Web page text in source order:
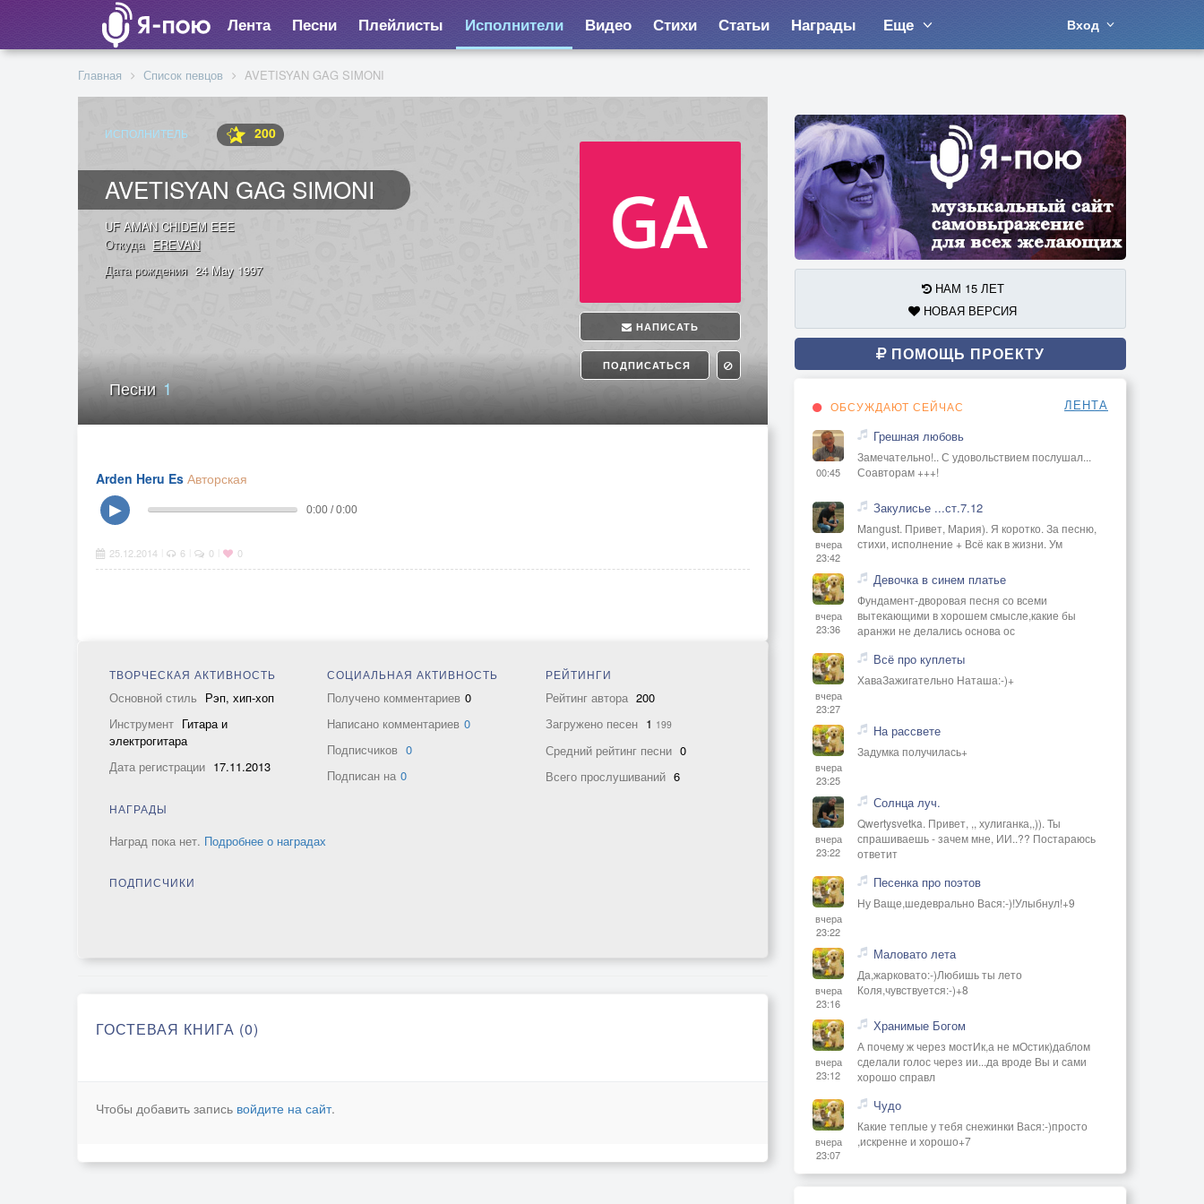
Лента Песни Плейлисты Исполнители Видео Стихи Статьи Награды Еще Вход
Главная Список певцов AVETISYAN GAG SIMONI
ИСПОЛНИТЕЛЬ 200
AVETISYAN GAG SIMONI
НАПИСАТЬ
ПОДПИСАТЬСЯ
UF AMAN CHIDEM EEE
Откуда EREVAN
Дата рождения 24 May 1997
Песни1
Arden Heru Es Авторская
▶
0:00 / 0:00
25.12.2014 6 0 0
ТВОРЧЕСКАЯ АКТИВНОСТЬ
Основной стиль Рэп, хип-хоп
Инструмент Гитара и
электрогитара
Дата регистрации 17.11.2013
СОЦИАЛЬНАЯ АКТИВНОСТЬ
Получено комментариев 0
Написано комментариев 0
Подписчиков 0
Подписан на 0
РЕЙТИНГИ
Рейтинг автора 200
Загружено песен 1 199
Средний рейтинг песни 0
Всего прослушиваний 6
НАГРАДЫ
Наград пока нет. Подробнее о наградах
ПОДПИСЧИКИ
ГОСТЕВАЯ КНИГА (0)
Чтобы добавить запись войдите на сайт.
НАМ 15 ЛЕТ
НОВАЯ ВЕРСИЯ
ПОМОЩЬ ПРОЕКТУ
ОБСУЖДАЮТ СЕЙЧАС ЛЕНТА
00:45
Грешная любовь
Замечательно!.. С удовольствием послушал...
Соавторам +++!
вчера
23:42
Закулисье ...ст.7.12
Mangust. Привет, Мария). Я коротко. За песню,
стихи, исполнение + Всё как в жизни. Ум
вчера
23:36
Девочка в синем платье
Фундамент-дворовая песня со всеми
вытекающими в хорошем смысле,какие бы
аранжи не делались основа ос
вчера
23:27
Всё про куплеты
ХаваЗажигательно Наташа:-)+
вчера
23:25
На рассвете
Задумка получилась+
вчера
23:22
Солнца луч.
Qwertysvetka. Привет, ,, хулиганка,,)). Ты
спрашиваешь - зачем мне, ИИ..?? Постараюсь
ответит
вчера
23:22
Песенка про поэтов
Ну Ваще,шедеврально Вася:-)!Улыбнул!+9
вчера
23:16
Маловато лета
Да,жарковато:-)Любишь ты лето
Коля,чувствуется:-)+8
вчера
23:12
Хранимые Богом
А почему ж через мостИк,а не мОстик)даблом
сделали голос через ии...да вроде Вы и сами
хорошо справл
вчера
23:07
Чудо
Какие теплые у тебя снежинки Вася:-)просто
,искренне и хорошо+7